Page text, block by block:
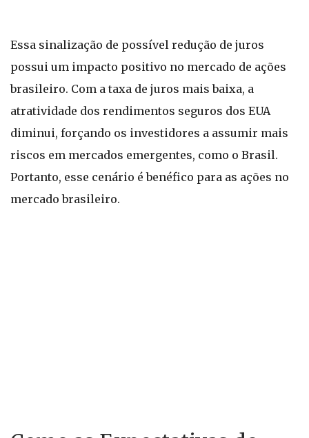
Essa sinalização de possível redução de juros
possui um impacto positivo no mercado de ações
brasileiro. Com a taxa de juros mais baixa, a
atratividade dos rendimentos seguros dos EUA
diminui, forçando os investidores a assumir mais
riscos em mercados emergentes, como o Brasil.
Portanto, esse cenário é benéfico para as ações no
mercado brasileiro.